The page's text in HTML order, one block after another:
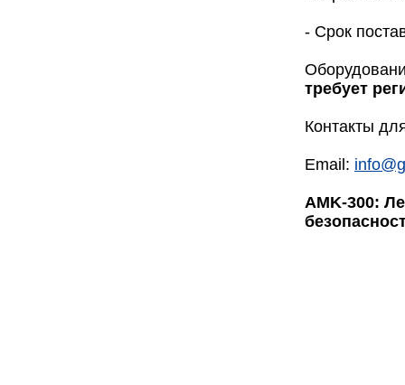
- Срок
требует
Контакты
Email:
AMK-300: